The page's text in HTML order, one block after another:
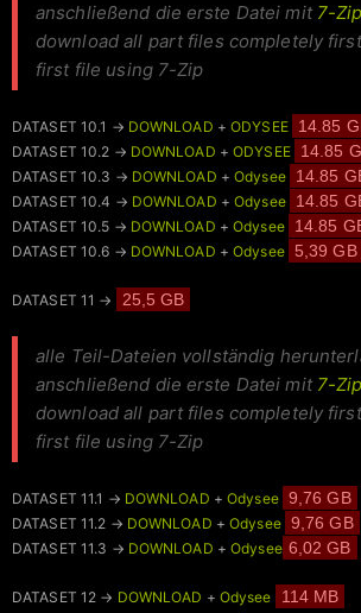
anschließend die erste Datei mit 7-Zip
download all part files completely
first file using 7-Zip
DATASET 10.1 → DOWNLOAD +ODYSEE 14.85
DATASET 10.2 → DOWNLOAD +ODYSEE 14.85
DATASET 10.3 → DOWNLOAD +Odysee 14.85
DATASET 10.4 → DOWNLOAD +Odysee 14.85
DATASET 10.5 → DOWNLOAD +Odysee 14.85
DATASET 10.6 → DOWNLOAD +Odysee 5,39 GB
DATASET 11 → 25,5 GB
alle Teil-Dateien vollständig
anschließend die erste Datei mit 7-Zip
download all part files completely
first file using 7-Zip
DATASET 11.1 → DOWNLOAD +Odysee 9,76 GB
DATASET 11.2 → DOWNLOAD +Odysee 9,76 GB
DATASET 11.3 → DOWNLOAD +Odysee 6,02 GB
DATASET 12 → DOWNLOAD + Odysee 114 MB